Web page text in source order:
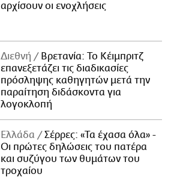
αρχίσουν οι ενοχλήσεις
Διεθνή
Βρετανία: Το Κέιμπριτζ
επανεξετάζει τις διαδικασίες
πρόσληψης καθηγητών μετά την
παραίτηση διδάσκοντα για
λογοκλοπή
Ελλάδα
Σέρρες: «Τα έχασα όλα» -
Οι πρώτες δηλώσεις του πατέρα
και συζύγου των θυμάτων του
τροχαίου